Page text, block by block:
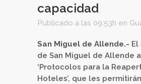
capacidad
Publicado a las 09:53h en
San Miguel de Allende.- El
de San Miguel de Allende
‘Protocolos para la
Hoteles’, que les